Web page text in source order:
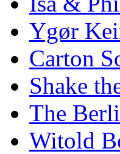
Ygør
Carton
Shake
The
Witold